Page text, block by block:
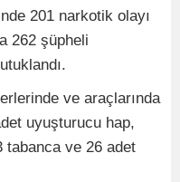
201 narkotik olayı
262 şüpheli
ve araçlarında
uyuşturucu hap,
tabanca ve 26 adet